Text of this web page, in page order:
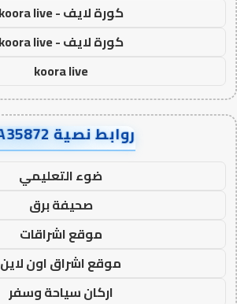
كورة لايف - koora live
كورة لايف - koora live
koora live
روابط نصية AA35872
ضوء التعليمي
صحيفة برق
موقع اشراقات
موقع اشراق اون لاين
اركان سياحة وسفر